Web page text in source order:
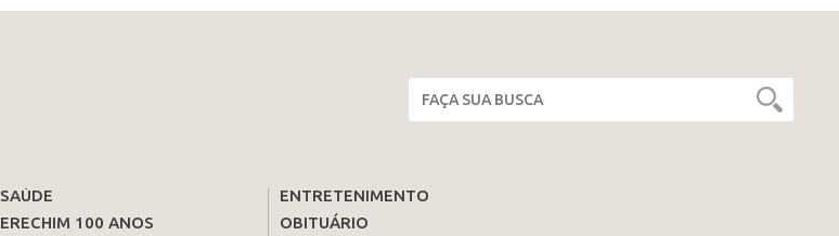
SAÚDE
ERECHIM 100 ANOS
ENTRETENIMENTO
OBITUÁRIO